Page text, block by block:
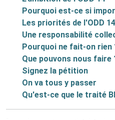
Pourquoi est-ce si
Les priorités de l'ODD 14
Une responsabilité
Pourquoi ne fait-on rien
Que pouvons nous faire
Signez la pétition
On va tous y passer
Qu'est-ce que le traité